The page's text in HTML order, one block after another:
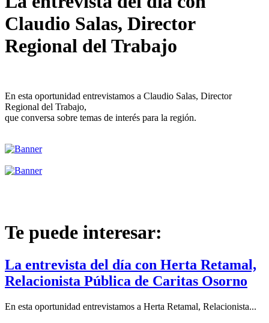
Claudio Salas, Director
Regional del Trabajo
En esta oportunidad entrevistamos a Claudio Salas, Director
Regional del Trabajo,
que conversa sobre temas de interés para la región.
Te puede interesar:
La entrevista del día con Herta Retamal,
Relacionista Pública de Caritas Osorno
En esta oportunidad entrevistamos a Herta Retamal, Relacionista...